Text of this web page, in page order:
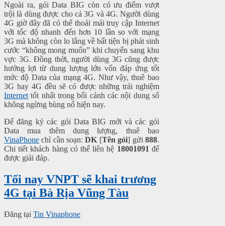
Ngoài ra, gói Data BIG còn có ưu điểm vượt
trội là dùng được cho cả 3G và 4G. Người dùng
4G giờ đây đã có thể thoải mái truy cập Internet
với tốc độ nhanh đến hơn 10 lần so với mạng
3G mà không còn lo lắng về bất tiện bị phát sinh
cước “không mong muốn” khi chuyển sang khu
vực 3G. Đồng thời, người dùng 3G cũng được
hưởng lợi từ dung lượng lớn vốn đáp ứng tốt
mức độ Data của mạng 4G. Như vậy, thuê bao
3G hay 4G đều sẽ có được những trải nghiệm
Internet tốt nhất trong bối cảnh các nội dung số
không ngừng bùng nổ hiện nay.
Để đăng ký các gói Data BIG mới và các gói
Data mua thêm dung lượng, thuê bao
VinaPhone chỉ cần soạn:DK [Tên gói] gửi 888.
Chi tiết khách hàng có thể liên hệ 18001091 để
được giải đáp.
Tối nay VNPT sẽ khai trương
4G tại Bà Rịa Vũng Tàu
Đăng tại Tin Vinaphone